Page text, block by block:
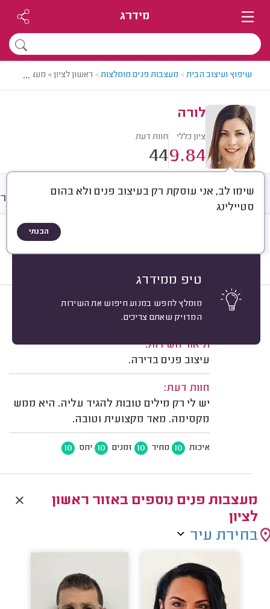
מידרג
שיפוץ ועיצוב הבית> מעצבות פנים מומלצות> ראשון לציון > מעצבת
...
לורה
ציון כללי
9.84
חוות דעת
44
שימו לב, אני עוסקת רק בעיצוב פנים ולא בהום
סטיילינג
הבנתי
טיפ ממידרג
מומלץ לחפש במנוע חיפוש את השירות
המדויק שאתם צריכים.
חוות דעת מחירים ממוצע
אולגה גלוסקין, ראשון לציון.
משוב: 06/09/2021
תיאור השירות:
עיצוב פנים בדירה.
חוות דעת:
יש לי רק מילים טובות להגיד עליה. היא ממש
מקסימה. מאד מקצועית וטובה.
איכות 10 מחיר 10 זמנים 10 יחס 10
10
מעצבות פנים נוספים באזור ראשון
לציון
בחירת עיר